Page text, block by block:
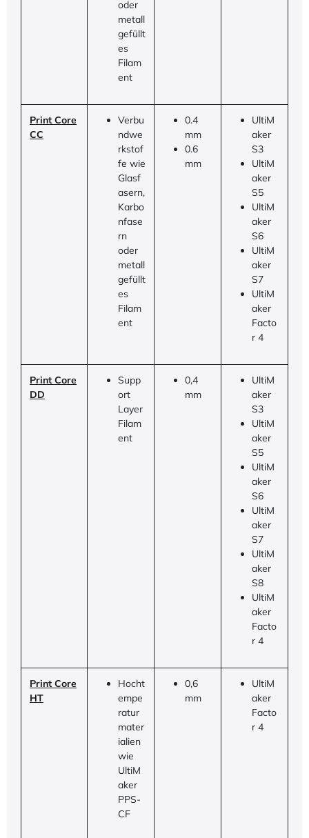
oder
metall
gefüllt
es
Filam
ent
Print Core
CC
Verbu
ndwe
rkstof
fe wie
Glasf
asern,
Karbo
nfase
rn
oder
metall
gefüllt
es
Filam
ent
0.4
mm
0.6
mm
UltiM
aker
S3
UltiM
aker
S5
UltiM
aker
S6
UltiM
aker
S7
UltiM
aker
Facto
r 4
Print Core
DD
Supp
ort
Layer
Filam
ent
0,4
mm
UltiM
aker
S3
UltiM
aker
S5
UltiM
aker
S6
UltiM
aker
S7
UltiM
aker
S8
UltiM
aker
Facto
r 4
Print Core
HT
Hocht
empe
ratur
mater
ialien
wie
UltiM
aker
PPS-
CF
0,6
mm
UltiM
aker
Facto
r 4